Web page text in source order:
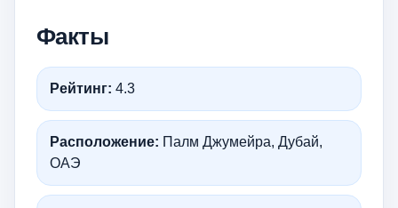
Факты
Рейтинг: 4.3
Расположение: Палм Джумейра, Дубай,
ОАЭ